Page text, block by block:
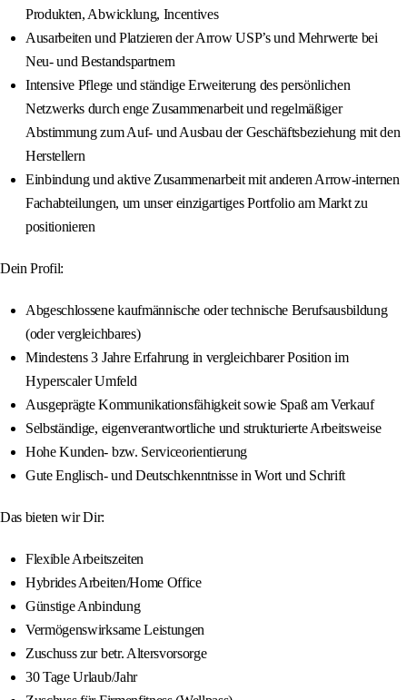
Produkten, Abwicklung, Incentives
Ausarbeiten und Platzieren der Arrow USP’s und Mehrwerte bei
Neu- und Bestandspartnern
Intensive Pflege und ständige Erweiterung des persönlichen
Netzwerks durch enge Zusammenarbeit und regelmäßiger
Abstimmung zum Auf- und Ausbau der Geschäftsbeziehung mit den
Herstellern
Einbindung und aktive Zusammenarbeit mit anderen Arrow-internen
Fachabteilungen, um unser einzigartiges Portfolio am Markt zu
positionieren
Dein Profil:
Abgeschlossene kaufmännische oder technische Berufsausbildung
(oder vergleichbares)
Mindestens 3 Jahre Erfahrung in vergleichbarer Position im
Hyperscaler Umfeld
Ausgeprägte Kommunikationsfähigkeit sowie Spaß am Verkauf
Selbständige, eigenverantwortliche und strukturierte Arbeitsweise
Hohe Kunden- bzw. Serviceorientierung
Gute Englisch- und Deutschkenntnisse in Wort und Schrift
Das bieten wir Dir:
Flexible Arbeitszeiten
Hybrides Arbeiten/Home Office
Günstige Anbindung
Vermögenswirksame Leistungen
Zuschuss zur betr. Altersvorsorge
30 Tage Urlaub/Jahr